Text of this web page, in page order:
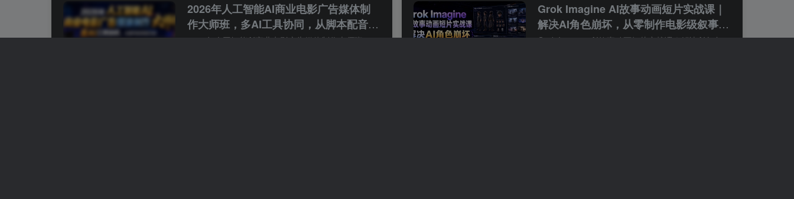
2026年人工智能AI商业电影广告媒体制
作大师班，多AI工具协同，从脚本配音配
乐到电影级短片、品牌广告全流程实战
Grok Imagine AI故事动画短片实战课｜
解决AI角色崩坏，从零制作电影级叙事动
画、精剪成片全教程(中英字幕)